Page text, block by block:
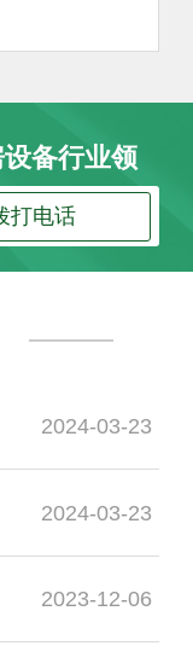
备行业领
打电话
2024-03-23
2024-03-23
2023-12-06